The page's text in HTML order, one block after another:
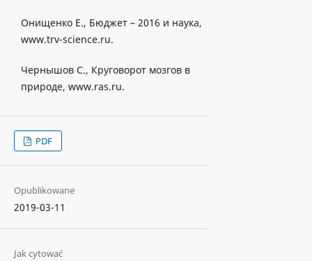
Онищенко Е., Бюджет – 2016 и наука,
www.trv-science.ru.
Чернышов С., Круговорот мозгов в
природе, www.ras.ru.
PDF
Opublikowane
2019-03-11
Jak cytować